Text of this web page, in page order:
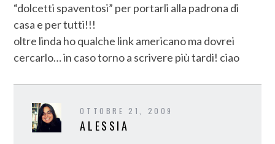
“dolcetti spaventosi” per portarli alla padrona di
casa e per tutti!!!
oltre linda ho qualche link americano ma dovrei
cercarlo… in caso torno a scrivere più tardi! ciao
OTTOBRE 21, 2009
ALESSIA